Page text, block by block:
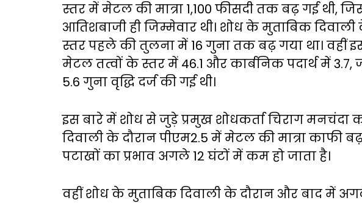
स्तर में मेटल की मात्रा 1,100 फीसदी तक बढ़ गई थी,
आतिशबाजी ही जिम्मेवार थी। शोध के मुताबिक
स्तर पहले की तुलना में 16 गुना तक बढ़ गया था। वहीं
मेटल तत्वों के स्तर में 46.1 और कार्बनिक पदार्थ में
5.6 गुना वृद्धि दर्ज की गई थी।
इस बारे में शोध से जुड़े प्रमुख शोधकर्ता चिराग मनचंदा
दिवाली के दौरान पीएम2.5 में मेटल की मात्रा काफी
पटाखों का प्रभाव अगले 12 घंटों में कम हो जाता है।
वहीं शोध के मुताबिक दिवाली के दौरान और बाद में